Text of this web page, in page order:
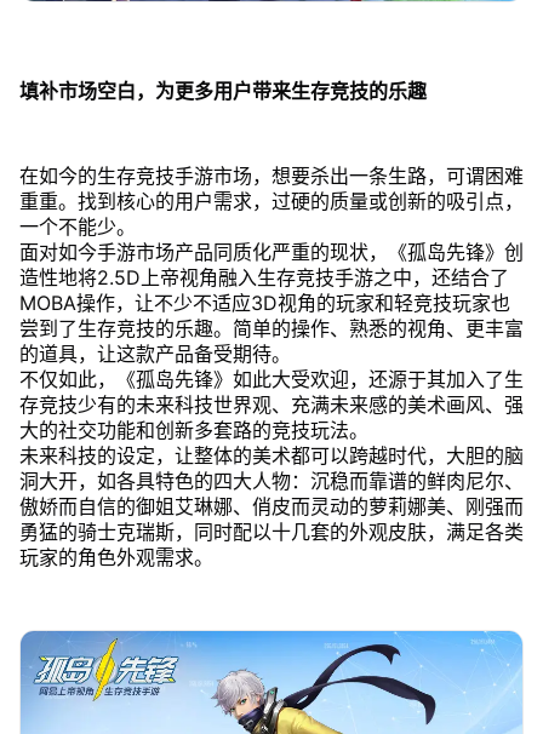
填补市场空白，为更多用户带来生存竞技的乐趣
在如今的生存竞技手游市场，想要杀出一条生路，可谓困难
重重。找到核心的用户需求，过硬的质量或创新的吸引点，
一个不能少。
面对如今手游市场产品同质化严重的现状，《孤岛先锋》创
造性地将2.5D上帝视角融入生存竞技手游之中，还结合了
MOBA操作，让不少不适应3D视角的玩家和轻竞技玩家也
尝到了生存竞技的乐趣。简单的操作、熟悉的视角、更丰富
的道具，让这款产品备受期待。
不仅如此，《孤岛先锋》如此大受欢迎，还源于其加入了生
存竞技少有的未来科技世界观、充满未来感的美术画风、强
大的社交功能和创新多套路的竞技玩法。
未来科技的设定，让整体的美术都可以跨越时代，大胆的脑
洞大开，如各具特色的四大人物：沉稳而靠谱的鲜肉尼尔、
傲娇而自信的御姐艾琳娜、俏皮而灵动的萝莉娜美、刚强而
勇猛的骑士克瑞斯，同时配以十几套的外观皮肤，满足各类
玩家的角色外观需求。